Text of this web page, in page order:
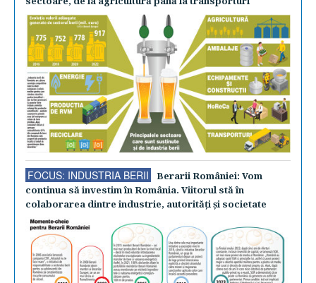
FOCUS: INDUSTRIA BERII
Berarii României: Vom
continua să investim în România. Viitorul stă în
colaborarea dintre industrie, autorităţi şi societate